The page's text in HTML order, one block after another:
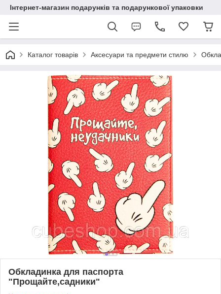
Інтернет-магазин подарунків та подарункової упаковки
Каталог товарів Аксесуари та предмети стилю
Обкладинка для паспорта
"Прощайте,садники"